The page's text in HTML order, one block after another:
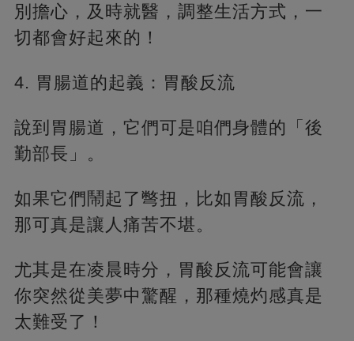
別擔心，及時就醫，調整生活方式，一
切都會好起來的！
4. 胃腸道的起義：胃酸反流
說到胃腸道，它們可是咱們身體的「後
勤部長」。
如果它們鬧起了彆扭，比如胃酸反流，
那可真是讓人痛苦不堪。
尤其是在凌晨時分，胃酸反流可能會讓
你突然從美夢中驚醒，那種燒灼感真是
太難受了！